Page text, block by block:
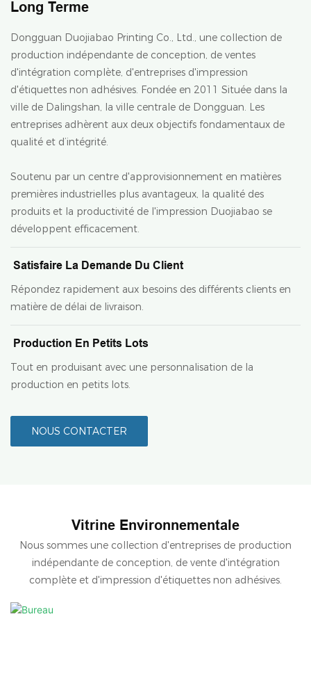
Long Terme
Dongguan Duojiabao Printing Co., Ltd., une collection de
production indépendante de conception, de ventes
d'intégration complète, d'entreprises d'impression
d'étiquettes non adhésives. Fondée en 2011 Située dans la
ville de Dalingshan, la ville centrale de Dongguan. Les
entreprises adhèrent aux deux objectifs fondamentaux de
qualité et d’intégrité.
Soutenu par un centre d'approvisionnement en matières
premières industrielles plus avantageux, la qualité des
produits et la productivité de l'impression Duojiabao se
développent efficacement.
Satisfaire La Demande Du Client
Répondez rapidement aux besoins des différents clients en
matière de délai de livraison.
Production En Petits Lots
Tout en produisant avec une personnalisation de la
production en petits lots.
NOUS CONTACTER
Vitrine Environnementale
Nous sommes une collection d'entreprises de production
indépendante de conception, de vente d'intégration
complète et d'impression d'étiquettes non adhésives.